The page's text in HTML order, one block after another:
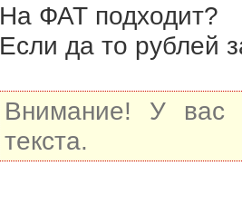
На ФАТ подходит?
Если да то рублей
Внимание! У вас
текста.